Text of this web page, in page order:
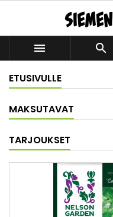
 
ETUSIVULLE
MAKSUTAVAT
TARJOUKSET